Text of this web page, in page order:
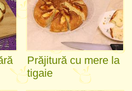
Prăjitură cu mere la
tigaie